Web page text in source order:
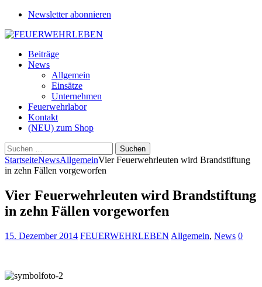
Newsletter abonnieren
Beiträge
News
Allgemein
Einsätze
Unternehmen
Feuerwehrlabor
Kontakt
(NEU) zum Shop
Suchen
nach:
StartseiteNewsAllgemeinVier Feuerwehrleuten wird Brandstiftung
in zehn Fällen vorgeworfen
Vier Feuerwehrleuten wird Brandstiftung
in zehn Fällen vorgeworfen
15. Dezember 2014 FEUERWEHRLEBEN Allgemein, News 0